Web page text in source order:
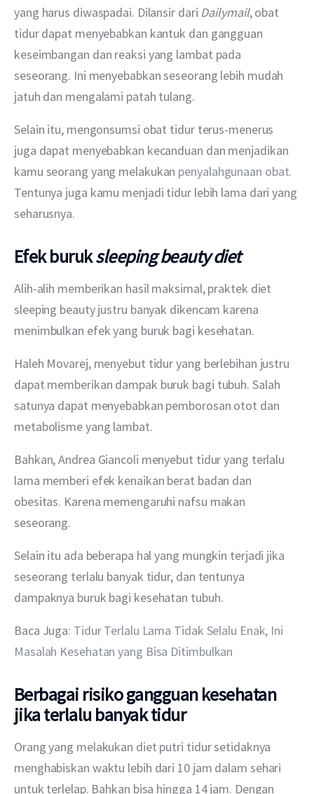
yang harus diwaspadai. Dilansir dari Dailymail, obat
tidur dapat menyebabkan kantuk dan gangguan
keseimbangan dan reaksi yang lambat pada
seseorang. Ini menyebabkan seseorang lebih mudah
jatuh dan mengalami patah tulang.
Selain itu, mengonsumsi obat tidur terus-menerus
juga dapat menyebabkan kecanduan dan menjadikan
kamu seorang yang melakukan penyalahgunaan obat.
Tentunya juga kamu menjadi tidur lebih lama dari yang
seharusnya.
Efek buruksleeping beauty diet
Alih-alih memberikan hasil maksimal, praktek diet
sleeping beauty justru banyak dikencam karena
menimbulkan efek yang buruk bagi kesehatan.
Haleh Movarej, menyebut tidur yang berlebihan justru
dapat memberikan dampak buruk bagi tubuh. Salah
satunya dapat menyebabkan pemborosan otot dan
metabolisme yang lambat.
Bahkan, Andrea Giancoli menyebut tidur yang terlalu
lama memberi efek kenaikan berat badan dan
obesitas. Karena memengaruhi nafsu makan
seseorang.
Selain itu ada beberapa hal yang mungkin terjadi jika
seseorang terlalu banyak tidur, dan tentunya
dampaknya buruk bagi kesehatan tubuh.
Baca Juga: Tidur Terlalu Lama Tidak Selalu Enak, Ini
Masalah Kesehatan yang Bisa Ditimbulkan
Berbagai risiko gangguan kesehatan
jika terlalu banyak tidur
Orang yang melakukan diet putri tidur setidaknya
menghabiskan waktu lebih dari 10 jam dalam sehari
untuk terlelap. Bahkan bisa hingga 14 jam. Dengan